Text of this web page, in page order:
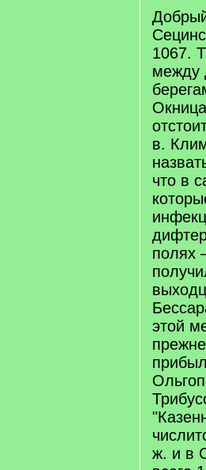
]
1067.
между
в.
что в
полях
этой
ж. и в